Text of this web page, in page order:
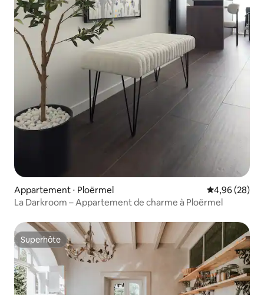
Appartement ⋅ Ploërmel Évaluation
4,96 (28)
La Darkroom – Appartement de charme à Ploërmel
Superhôte
Superhôte